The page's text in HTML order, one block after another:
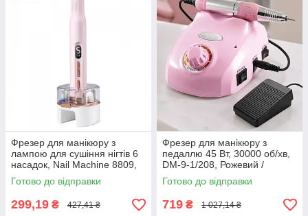
Фрезер для манікюру з
лампою для сушіння нігтів 6
насадок, Nail Machine 8809,
Рожевий / Фрезер для
педикюру та манікюру
Готово до відправки
299,19 ₴ 427,41 ₴
Фрезер для манікюру з
педаллю 45 Вт, 30000 об/хв,
DM-9-1/208, Рожевий /
Апарат для манікюру та
педикюру
Готово до відправки
719 ₴ 1 027,14 ₴